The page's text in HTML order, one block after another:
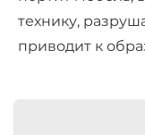
технику,
приводит к